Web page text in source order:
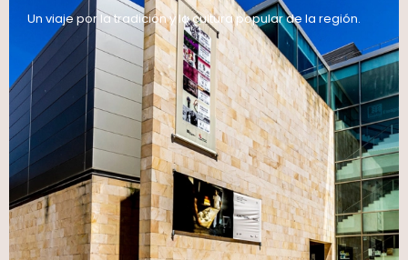
Un viaje por la tradición y la cultura popular de la región.